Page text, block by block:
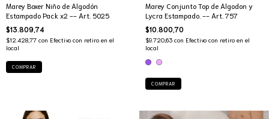
Marey Boxer Niño de Algodón
Estampado Pack x2 -- Art. 5025
$13.809,74
$12.428,77 con Efectivo con retiro en el
local
COMPRAR
Marey Conjunto Top de Algodon y
Lycra Estampado. -- Art. 757
$10.800,70
$9.720,63 con Efectivo con retiro en el
local
COMPRAR